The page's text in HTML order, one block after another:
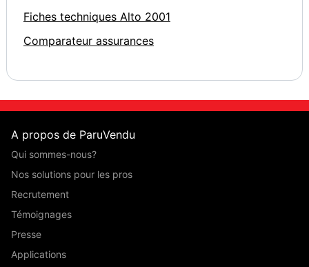
Fiches techniques Alto 2001
Comparateur assurances
A propos de ParuVendu
Qui sommes-nous?
Nos solutions pour les pros
Recrutement
Témoignages
Presse
Applications